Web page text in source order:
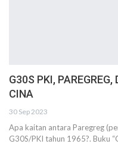
G30S PKI,
CINA
30 Sep 2023
Apa kaitan antara Paregreg
G30S/PKI tahun 1965?. Buku